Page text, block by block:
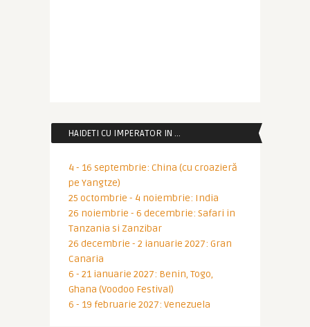
HAIDETI CU IMPERATOR IN …
4 - 16 septembrie: China (cu croazieră
pe Yangtze)
25 octombrie - 4 noiembrie: India
26 noiembrie - 6 decembrie: Safari in
Tanzania si Zanzibar
26 decembrie - 2 ianuarie 2027: Gran
Canaria
6 - 21 ianuarie 2027: Benin, Togo,
Ghana (Voodoo Festival)
6 - 19 februarie 2027: Venezuela